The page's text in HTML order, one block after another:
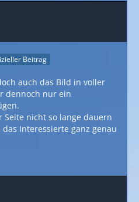
Beitrag
auch das Bild in voller
dennoch nur ein
Seite nicht so lange dauern
Interessierte ganz genau